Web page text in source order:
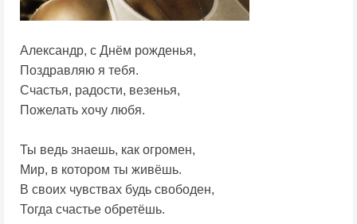
Александр, с Днём рожденья,
Поздравляю я тебя.
Счастья, радости, везенья,
Пожелать хочу любя.
Ты ведь знаешь, как огромен,
Мир, в котором ты живёшь.
В своих чувствах будь свободен,
Тогда счастье обретёшь.